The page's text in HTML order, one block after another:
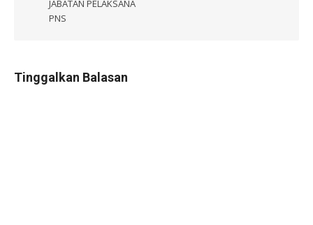
JABATAN PELAKSANA
PNS
Tinggalkan Balasan